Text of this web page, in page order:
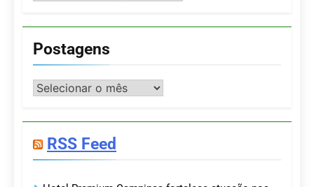
Postagens
Postagens
RSS Feed